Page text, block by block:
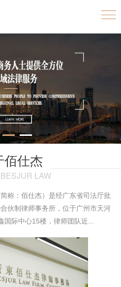
佰仕杰
LAW
称：佰仕杰）是经广东省司法厅批
伙制律师事务所，位于广州市天河
国际中心15楼，律师团队近...